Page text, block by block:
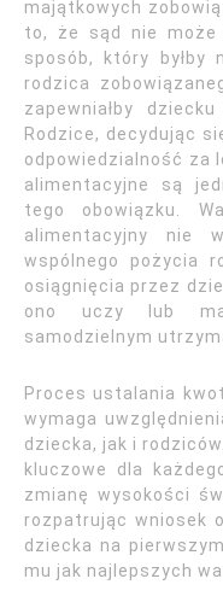
majątkowych
to, że sąd nie może
sposób, który byłby
rodzica
zapewniałby
Rodzice, decydując
odpowiedzialność za
alimentacyjne są
tego obowiązku.
alimentacyjny nie
wspólnego pożycia
osiągnięcia przez
ono uczy lub
samodzielnym
Proces ustalania
wymaga
dziecka, jak i
kluczowe dla
zmianę wysokości
rozpatrując wniosek
dziecka na
mu jak najlepszych